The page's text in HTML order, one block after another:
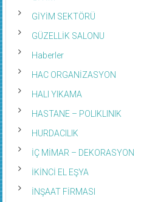
GİYİM SEKTÖRÜ
GÜZELLİK SALONU
Haberler
HAC ORGANİZASYON
HALI YIKAMA
HASTANE – POLIKLINIK
HURDACILIK
İÇ MİMAR – DEKORASYON
İKİNCİ EL EŞYA
İNŞAAT FİRMASI